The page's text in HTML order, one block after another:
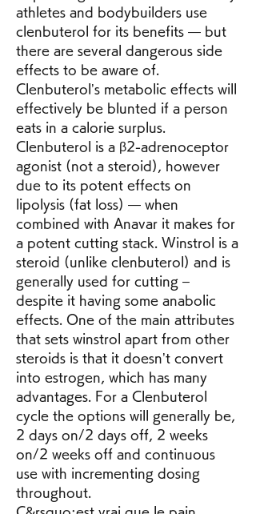
athletes and bodybuilders use
clenbuterol for its benefits — but
there are several dangerous side
effects to be aware of.
Clenbuterol’s metabolic effects will
effectively be blunted if a person
eats in a calorie surplus.
Clenbuterol is a β2-adrenoceptor
agonist (not a steroid), however
due to its potent effects on
lipolysis (fat loss) — when
combined with Anavar it makes for
a potent cutting stack. Winstrol is a
steroid (unlike clenbuterol) and is
generally used for cutting –
despite it having some anabolic
effects. One of the main attributes
that sets winstrol apart from other
steroids is that it doesn’t convert
into estrogen, which has many
advantages. For a Clenbuterol
cycle the options will generally be,
2 days on/2 days off, 2 weeks
on/2 weeks off and continuous
use with incrementing dosing
throughout.